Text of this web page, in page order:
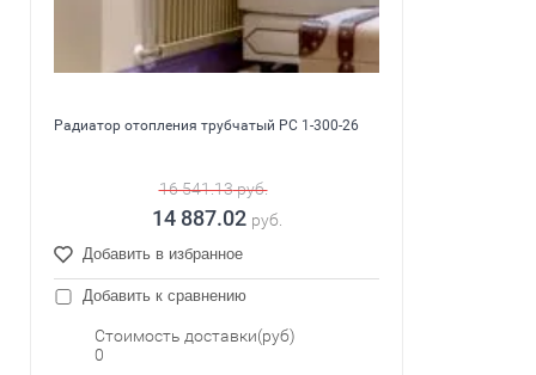
Радиатор отопления трубчатый PC 1-300-26
16 541.13руб.
14 887.02 руб.
Добавить в избранное
Добавить к сравнению
Стоимость доставки(руб)
0